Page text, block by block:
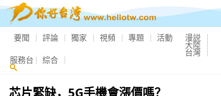
要聞 評論 獨家 視頻 專題 活動 漫説
大陸
台灣
服務台 綜合
芯片緊缺，5G手機會漲價嗎？